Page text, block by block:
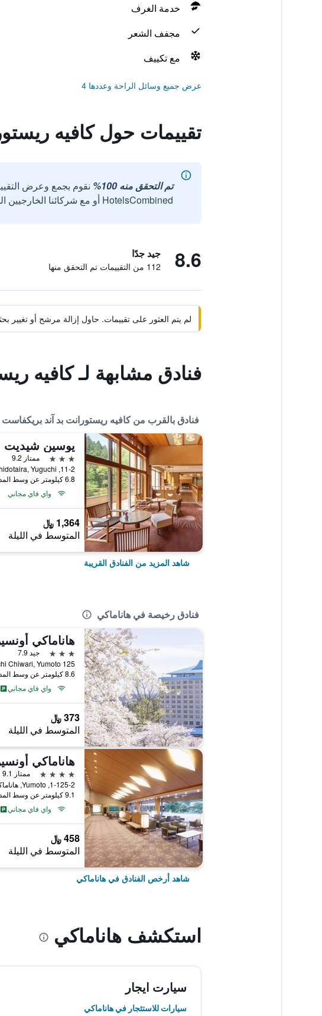
خدمة الغرف
مجفف الشعر
مع تكييف
عرض جميع وسائل الراحة وعددها 4
تقييمات حول كافيه
تم التحقق منه 100%
نقوم بجمع وعرض
HotelsCombined أو مع شركائنا الخارجيين الموثوقين.
8.6 جيد جدًا
112 من التقييمات تم التحقق منها
لم يتم العثور على تقييمات. حاول إزالة مرشح أو
فنادق مشابهة لـ كافيه
فنادق بالقرب من كافيه ريستورانت بد آند بريكفاست
يوسين شيديت
3 نجوم
ممتاز 9.2
11-2, Shidotaira, Yuguchi, هاناماكي, اليابان
6.8 كيلومتر عن وسط المدينة
واي فاي مجاني
1,364 ﷼
المتوسط في الليلة
شاهد المزيد من الفنادق القريبة
فنادق رخيصة في هاناماكي
3 نجوم
جيد 7.9
125 Daiichi Chiwari, Yumoto, هاناماكي, اليابان
8.6 كيلومتر عن وسط المدينة
واي فاي مجاني
373 ﷼
المتوسط في الليلة
هاناماكي
4 نجوم
ممتاز 9.1
1-125-2, Yumoto, هاناماكي, اليابان
9.1 كيلومتر عن وسط المدينة
واي فاي مجاني
458 ﷼
المتوسط في الليلة
شاهد أرخص الفنادق في هاناماكي
استكشف هاناماكي
سيارت ايجار
سيارات للاستئجار في هاناماكي